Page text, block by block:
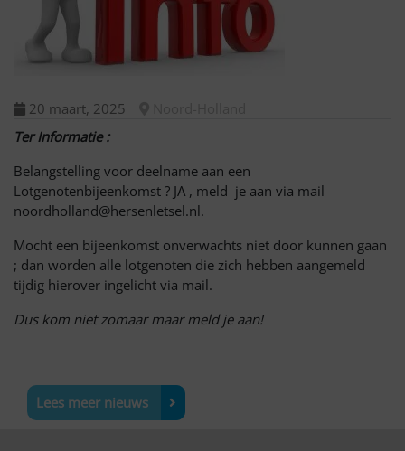
20 maart, 2025
Ter Informatie :
Belangstelling voor deelname aan een
Lotgenotenbijeenkomst ? JA , meld je aan via mail
noordholland@hersenletsel.nl.
Mocht een bijeenkomst onverwachts niet door kunnen gaan
; dan worden alle lotgenoten die zich hebben aangemeld
tijdig hierover ingelicht via mail.
Dus kom niet zomaar maar meld je aan!
Lees meer nieuws